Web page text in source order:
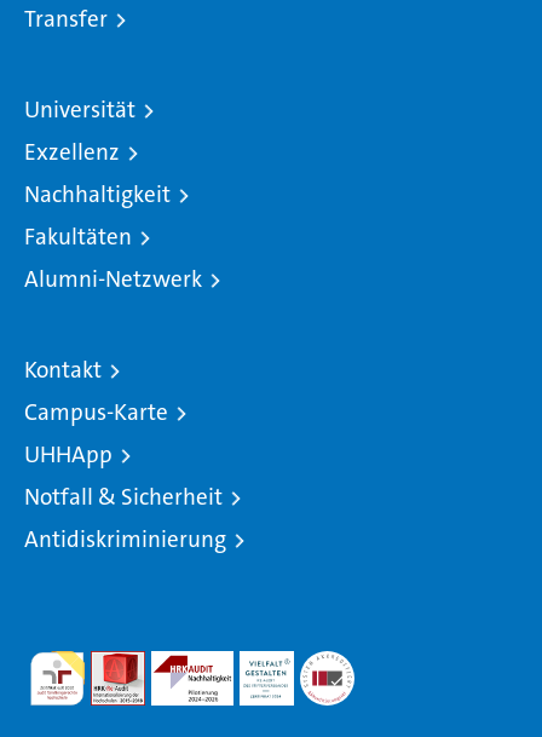
Transfer
Universität
Exzellenz
Nachhaltigkeit
Fakultäten
Alumni-Netzwerk
Kontakt
Campus-Karte
UHHApp
Notfall & Sicherheit
Antidiskriminierung